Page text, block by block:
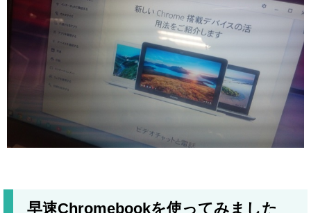
早速Chromebookを使ってみました